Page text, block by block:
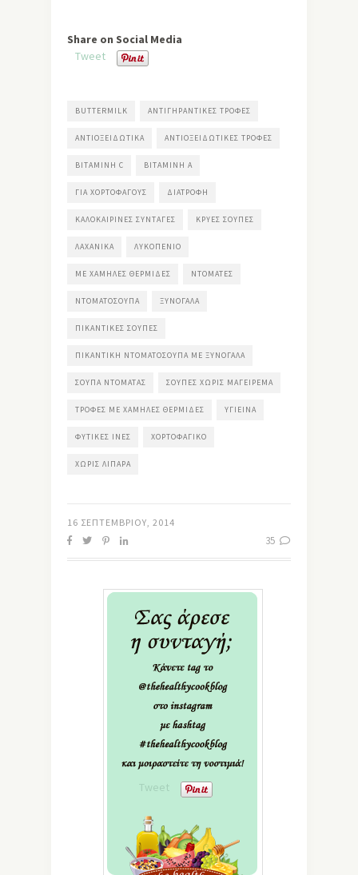
Share on Social Media
Tweet
BUTTERMILK ΑΝΤΙΓΗΡΑΝΤΙΚΈΣ ΤΡΟΦΈΣ
ΑΝΤΙΟΞΕΙΔΩΤΙΚΆ ΑΝΤΙΟΞΕΙΔΩΤΙΚΈΣ ΤΡΟΦΈΣ
ΒΙΤΑΜΊΝΗ C ΒΙΤΑΜΊΝΗ Α
ΓΙΑ ΧΟΡΤΟΦΆΓΟΥΣ ΔΙΑΤΡΟΦΉ
ΚΑΛΟΚΑΙΡΙΝΈΣ ΣΥΝΤΑΓΈΣ ΚΡΎΕΣ ΣΟΎΠΕΣ
ΛΑΧΑΝΙΚΆ ΛΥΚΟΠΈΝΙΟ
ΜΕ ΧΑΜΗΛΈΣ ΘΕΡΜΊΔΕΣ ΝΤΟΜΆΤΕΣ
ΝΤΟΜΑΤΌΣΟΥΠΑ ΞΥΝΌΓΑΛΑ
ΠΙΚΆΝΤΙΚΕΣ ΣΟΎΠΕΣ
ΠΙΚΆΝΤΙΚΗ ΝΤΟΜΑΤΌΣΟΥΠΑ ΜΕ ΞΥΝΌΓΑΛΑ
ΣΟΎΠΑ ΝΤΟΜΆΤΑΣ ΣΟΎΠΕΣ ΧΩΡΊΣ ΜΑΓΕΊΡΕΜΑ
ΤΡΟΦΈΣ ΜΕ ΧΑΜΗΛΈΣ ΘΕΡΜΊΔΕΣ ΥΓΙΕΙΝΆ
ΦΥΤΙΚΈΣ ΊΝΕΣ ΧΟΡΤΟΦΑΓΙΚΌ
ΧΩΡΊΣ ΛΙΠΑΡΆ
16 ΣΕΠΤΕΜΒΡΊΟΥ, 2014
35
Tweet